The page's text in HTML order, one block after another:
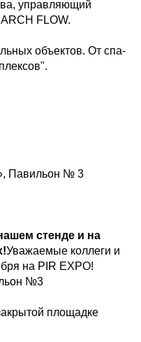
управляющий
FLOW.
объектов. От спа-
Павильон № 3
стенде и на
Уважаемые коллеги и
на PIR EXPO!
№3
площадке